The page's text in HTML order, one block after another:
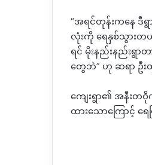
“အရင်တုန်းကနေ ဒီရွ
လုံးကို ရေနှစ်သွားတ
ရင် မိုးနည်းနည်းရွ
တွေဘဲ” ဟု ဆရာ ဦး
ကျေးရွာ၏ အနီးတဝိုက်
ထားသောကြောင့် ရ